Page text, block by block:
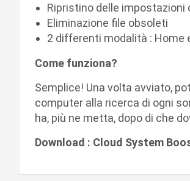
Ripristino delle
Eliminazione file obsoleti
2 differenti modalità : Home
Come funziona?
Semplice! Una volta avviato,
computer alla ricerca di ogni
ha, più ne metta, dopo di che
Download : Cloud System